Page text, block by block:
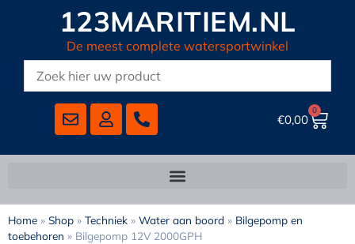
123MARITIEM.NL
De meest complete watersportwinkel
€0,00
0
Home » Shop » Techniek » Water aan boord » Bilgepomp en
toebehoren » Bilgepomp 12V 2000GPH